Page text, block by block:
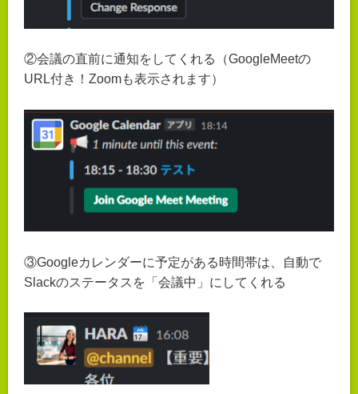
②会議の直前に通知をしてくれる（GoogleMeetの
URL付き！Zoomも表示されます）
③Googleカレンダーに予定がある時間帯は、自動で
Slackのステータスを「会議中」にしてくれる